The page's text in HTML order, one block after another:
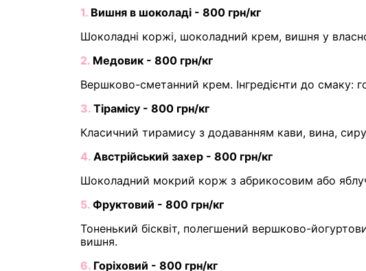
1. Вишня в шоколаді - 800 грн/кг
Шоколадні коржі, шоколадний крем, вишня у
2. Медовик - 800 грн/кг
Вершково-сметанний крем. Інгредієнти до смаку:
3. Тірамісу - 800 грн/кг
Класичний тирамису з додаванням кави, вина,
4. Австрійський захер - 800 грн/кг
Шоколадний мокрий корж з абрикосовим або
5. Фруктовий - 800 грн/кг
Тоненький бісквіт, полегшений вершково-
вишня.
6. Горіховий - 800 грн/кг